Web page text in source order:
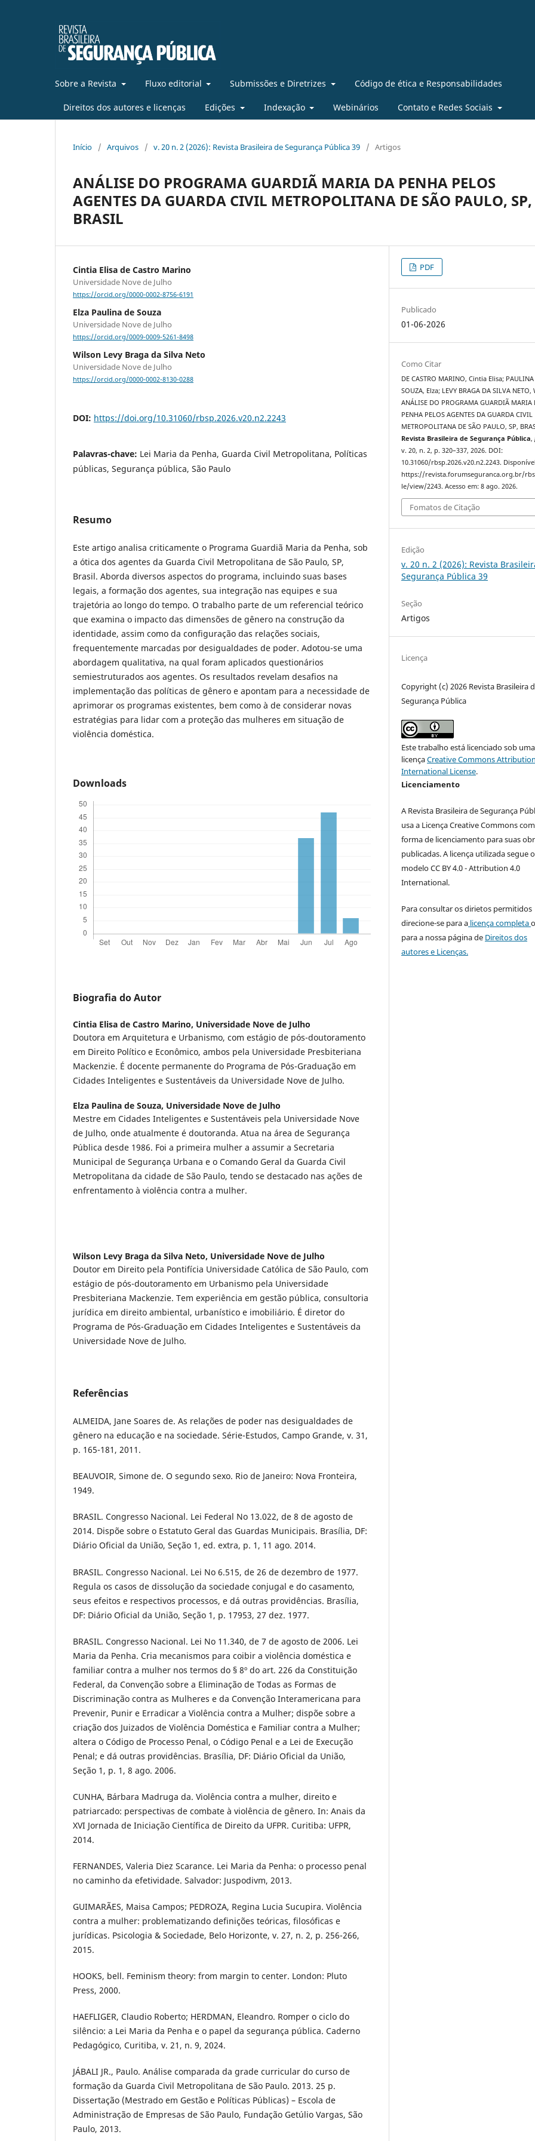
Sobre a Revista Fluxo editorial Submissões e Diretrizes Código de ética e Responsabilidades
Direitos dos autores e licenças Edições Indexação Webinários Contato e Redes Sociais
Início / Arquivos / v. 20 n. 2 (2026): Revista Brasileira de Segurança Pública 39 / Artigos
ANÁLISE DO PROGRAMA GUARDIÃ MARIA DA PENHA PELOS
AGENTES DA GUARDA CIVIL METROPOLITANA DE SÃO PAULO, SP,
BRASIL
Cintia Elisa de Castro Marino
Universidade Nove de Julho
https://orcid.org/0000-0002-8756-6191
Elza Paulina de Souza
Universidade Nove de Julho
https://orcid.org/0009-0009-5261-8498
Wilson Levy Braga da Silva Neto
Universidade Nove de Julho
https://orcid.org/0000-0002-8130-0288
DOI: https://doi.org/10.31060/rbsp.2026.v20.n2.2243
Palavras-chave: Lei Maria da Penha, Guarda Civil Metropolitana, Políticas
públicas, Segurança pública, São Paulo
Resumo
Este artigo analisa criticamente o Programa Guardiã Maria da Penha, sob
a ótica dos agentes da Guarda Civil Metropolitana de São Paulo, SP,
Brasil. Aborda diversos aspectos do programa, incluindo suas bases
legais, a formação dos agentes, sua integração nas equipes e sua
trajetória ao longo do tempo. O trabalho parte de um referencial teórico
que examina o impacto das dimensões de gênero na construção da
identidade, assim como da configuração das relações sociais,
frequentemente marcadas por desigualdades de poder. Adotou-se uma
abordagem qualitativa, na qual foram aplicados questionários
semiestruturados aos agentes. Os resultados revelam desafios na
implementação das políticas de gênero e apontam para a necessidade de
aprimorar os programas existentes, bem como à de considerar novas
estratégias para lidar com a proteção das mulheres em situação de
violência doméstica.
Downloads
Biografia do Autor
Cintia Elisa de Castro Marino, Universidade Nove de Julho
Doutora em Arquitetura e Urbanismo, com estágio de pós-doutoramento
em Direito Político e Econômico, ambos pela Universidade Presbiteriana
Mackenzie. É docente permanente do Programa de Pós-Graduação em
Cidades Inteligentes e Sustentáveis da Universidade Nove de Julho.
Elza Paulina de Souza, Universidade Nove de Julho
Mestre em Cidades Inteligentes e Sustentáveis pela Universidade Nove
de Julho, onde atualmente é doutoranda. Atua na área de Segurança
Pública desde 1986. Foi a primeira mulher a assumir a Secretaria
Municipal de Segurança Urbana e o Comando Geral da Guarda Civil
Metropolitana da cidade de São Paulo, tendo se destacado nas ações de
enfrentamento à violência contra a mulher.
Wilson Levy Braga da Silva Neto, Universidade Nove de Julho
Doutor em Direito pela Pontifícia Universidade Católica de São Paulo, com
estágio de pós-doutoramento em Urbanismo pela Universidade
Presbiteriana Mackenzie. Tem experiência em gestão pública, consultoria
jurídica em direito ambiental, urbanístico e imobiliário. É diretor do
Programa de Pós-Graduação em Cidades Inteligentes e Sustentáveis da
Universidade Nove de Julho.
Referências
ALMEIDA, Jane Soares de. As relações de poder nas desigualdades de
gênero na educação e na sociedade. Série-Estudos, Campo Grande, v. 31,
p. 165-181, 2011.
BEAUVOIR, Simone de. O segundo sexo. Rio de Janeiro: Nova Fronteira,
1949.
BRASIL. Congresso Nacional. Lei Federal No 13.022, de 8 de agosto de
2014. Dispõe sobre o Estatuto Geral das Guardas Municipais. Brasília, DF:
Diário Oficial da União, Seção 1, ed. extra, p. 1, 11 ago. 2014.
BRASIL. Congresso Nacional. Lei No 6.515, de 26 de dezembro de 1977.
Regula os casos de dissolução da sociedade conjugal e do casamento,
seus efeitos e respectivos processos, e dá outras providências. Brasília,
DF: Diário Oficial da União, Seção 1, p. 17953, 27 dez. 1977.
BRASIL. Congresso Nacional. Lei No 11.340, de 7 de agosto de 2006. Lei
Maria da Penha. Cria mecanismos para coibir a violência doméstica e
familiar contra a mulher nos termos do § 8º do art. 226 da Constituição
Federal, da Convenção sobre a Eliminação de Todas as Formas de
Discriminação contra as Mulheres e da Convenção Interamericana para
Prevenir, Punir e Erradicar a Violência contra a Mulher; dispõe sobre a
criação dos Juizados de Violência Doméstica e Familiar contra a Mulher;
altera o Código de Processo Penal, o Código Penal e a Lei de Execução
Penal; e dá outras providências. Brasília, DF: Diário Oficial da União,
Seção 1, p. 1, 8 ago. 2006.
CUNHA, Bárbara Madruga da. Violência contra a mulher, direito e
patriarcado: perspectivas de combate à violência de gênero. In: Anais da
XVI Jornada de Iniciação Científica de Direito da UFPR. Curitiba: UFPR,
2014.
FERNANDES, Valeria Diez Scarance. Lei Maria da Penha: o processo penal
no caminho da efetividade. Salvador: Juspodivm, 2013.
GUIMARÃES, Maisa Campos; PEDROZA, Regina Lucia Sucupira. Violência
contra a mulher: problematizando definições teóricas, filosóficas e
jurídicas. Psicologia & Sociedade, Belo Horizonte, v. 27, n. 2, p. 256-266,
2015.
HOOKS, bell. Feminism theory: from margin to center. London: Pluto
Press, 2000.
HAEFLIGER, Claudio Roberto; HERDMAN, Eleandro. Romper o ciclo do
silêncio: a Lei Maria da Penha e o papel da segurança pública. Caderno
Pedagógico, Curitiba, v. 21, n. 9, 2024.
JÁBALI JR., Paulo. Análise comparada da grade curricular do curso de
formação da Guarda Civil Metropolitana de São Paulo. 2013. 25 p.
Dissertação (Mestrado em Gestão e Políticas Públicas) – Escola de
Administração de Empresas de São Paulo, Fundação Getúlio Vargas, São
Paulo, 2013.
PDF
Publicado
01-06-2026
Como Citar
DE CASTRO MARINO, Cintia Elisa; PAULINA
SOUZA, Elza; LEVY BRAGA DA SILVA NETO,
ANÁLISE DO PROGRAMA GUARDIÃ MARIA
PENHA PELOS AGENTES DA GUARDA CIVIL
METROPOLITANA DE SÃO PAULO, SP,
Revista Brasileira de Segurança Pública,
v. 20, n. 2, p. 320–337, 2026. DOI:
10.31060/rbsp.2026.v20.n2.2243.
https://revista.forumseguranca.org.br/
le/view/2243. Acesso em: 8 ago. 2026.
Fomatos de Citação
Edição
v. 20 n. 2 (2026): Revista
Segurança Pública 39
Seção
Artigos
Licença
Copyright (c) 2026 Revista Brasileira
Segurança Pública
Este trabalho está licenciado sob uma
licençaCreative Commons
International License.
Licenciamento
A Revista Brasileira de Segurança
usa a Licença Creative Commons
forma de licenciamento para suas
publicadas. A licença utilizada segue o
modelo CC BY 4.0 - Attribution 4.0
International.
Para consultar os dirietos permitidos
direcione-se para a licença completa
para a nossa página de Direitos dos
autores e Licenças.